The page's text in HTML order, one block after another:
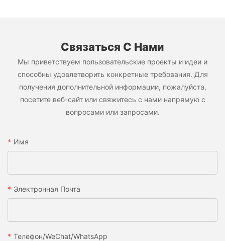
Связаться С Нами
Мы приветствуем пользовательские проекты и идеи и
способны удовлетворить конкретные требования. Для
получения дополнительной информации, пожалуйста,
посетите веб-сайт или свяжитесь с нами напрямую с
вопросами или запросами.
Имя
Электронная Почта
Телефон/WeChat/WhatsApp